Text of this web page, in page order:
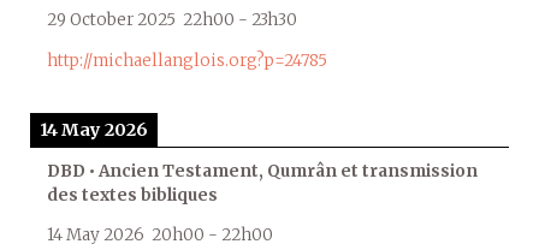
29 October 2025 22h00 - 23h30
http://michaellanglois.org?p=24785
14 May 2026
DBD • Ancien Testament, Qumrân et transmission
des textes bibliques
14 May 2026 20h00 - 22h00